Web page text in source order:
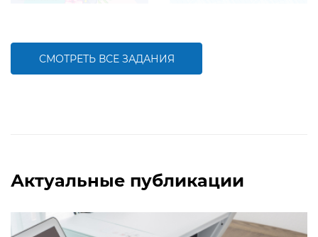
компетентности
СМОТРЕТЬ ВСЕ ЗАДАНИЯ
Актуальные публикации